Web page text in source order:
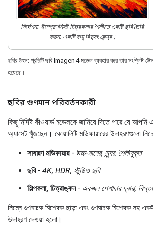
নির্দেশনা: ইম্প্রেশনিস্ট চিত্রকলারশৈলীতেএকটি ছবি তৈরি
করুন: একটি বায়ু বিদ্যুৎ কেন্দ্র।
ছবির উৎস: প্রতিটি ছবি Imagen 4 মডেল ব্যবহার করে তার সংশ্লিষ্ট
হয়েছে।
ছবির গুণমান পরিবর্তনকারী
কিছু নির্দিষ্ট কীওয়ার্ড মডেলকে জানিয়ে দিতে পারে যে আপনি
অ্যাসেট খুঁজছেন। কোয়ালিটি মডিফায়ারের উদাহরণগুলো
সাধারণ মডিফায়ার- উচ্চ-মানের, সুন্দর, শৈলীযুক্ত
ছবি- 4K, HDR, স্টুডিও ছবি
শিল্পকলা, চিত্রাঙ্কন- একজন পেশাদার দ্বারা,
নিম্নে গুণবাচক বিশেষক ছাড়া এবং গুণবাচক বিশেষক সহ
উদাহরণ দেওয়া হলো।